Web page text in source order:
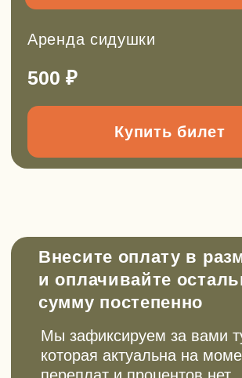
Подарочные сертификаты и
абонементы
для регулярных выездов с экономией до
20%. Выберите, что вам подходит
День рождения
Поход для класса